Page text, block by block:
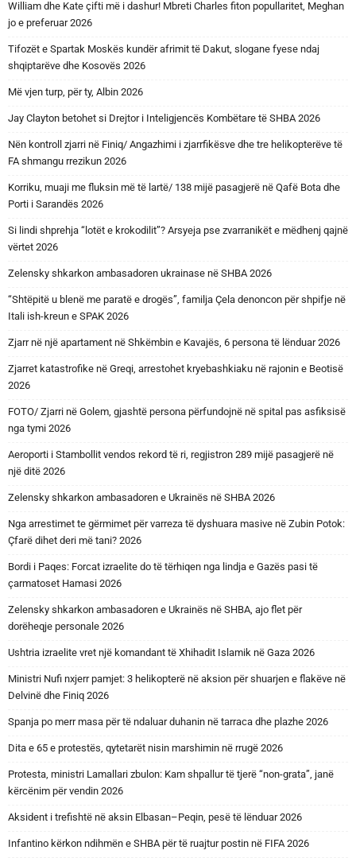
William dhe Kate çifti më i dashur! Mbreti Charles fiton popullaritet, Meghan
jo e preferuar 2026
Tifozët e Spartak Moskës kundër afrimit të Dakut, slogane fyese ndaj
shqiptarëve dhe Kosovës 2026
Më vjen turp, për ty, Albin 2026
Jay Clayton betohet si Drejtor i Inteligjencës Kombëtare të SHBA 2026
Nën kontroll zjarri në Finiq/ Angazhimi i zjarrfikësve dhe tre helikopterëve të
FA shmangu rrezikun 2026
Korriku, muaji me fluksin më të lartë/ 138 mijë pasagjerë në Qafë Bota dhe
Porti i Sarandës 2026
Si lindi shprehja “lotët e krokodilit”? Arsyeja pse zvarranikët e mëdhenj qajnë
vërtet 2026
Zelensky shkarkon ambasadoren ukrainase në SHBA 2026
“Shtëpitë u blenë me paratë e drogës”, familja Çela denoncon për shpifje në
Itali ish-kreun e SPAK 2026
Zjarr në një apartament në Shkëmbin e Kavajës, 6 persona të lënduar 2026
Zjarret katastrofike në Greqi, arrestohet kryebashkiaku në rajonin e Beotisë
2026
FOTO/ Zjarri në Golem, gjashtë persona përfundojnë në spital pas asfiksisë
nga tymi 2026
Aeroporti i Stambollit vendos rekord të ri, regjistron 289 mijë pasagjerë në
një ditë 2026
Zelensky shkarkon ambasadoren e Ukrainës në SHBA 2026
Nga arrestimet te gërmimet për varreza të dyshuara masive në Zubin Potok:
Çfarë dihet deri më tani? 2026
Bordi i Paqes: Forcat izraelite do të tërhiqen nga lindja e Gazës pasi të
çarmatoset Hamasi 2026
Zelensky shkarkon ambasadoren e Ukrainës në SHBA, ajo flet për
dorëheqje personale 2026
Ushtria izraelite vret një komandant të Xhihadit Islamik në Gaza 2026
Ministri Nufi nxjerr pamjet: 3 helikopterë në aksion për shuarjen e flakëve në
Delvinë dhe Finiq 2026
Spanja po merr masa për të ndaluar duhanin në tarraca dhe plazhe 2026
Dita e 65 e protestës, qytetarët nisin marshimin në rrugë 2026
Protesta, ministri Lamallari zbulon: Kam shpallur të tjerë “non-grata”, janë
kërcënim për vendin 2026
Aksident i trefishtë në aksin Elbasan–Peqin, pesë të lënduar 2026
Infantino kërkon ndihmën e SHBA për të ruajtur postin në FIFA 2026